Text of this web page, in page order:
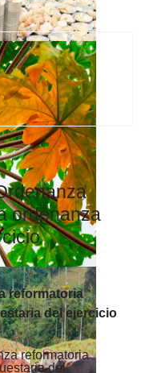
ordenanza
reformatoria
del ejercicio
reformatoria
del